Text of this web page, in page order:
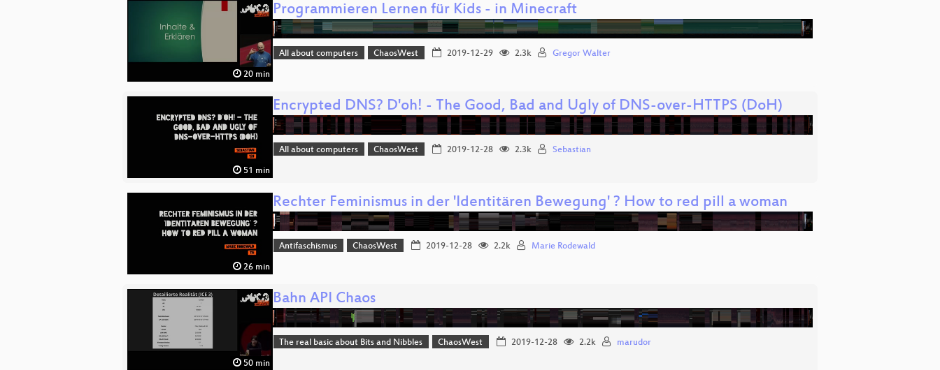
20 min
Programmieren Lernen für Kids - in Minecraft
All about computers ChaosWest 2019-12-29 2.3k Gregor Walter
51 min
Encrypted DNS? D'oh! - The Good, Bad and Ugly of DNS-over-HTTPS (DoH)
All about computers ChaosWest 2019-12-28 2.3k Sebastian
26 min
Rechter Feminismus in der 'Identitären Bewegung' ? How to red pill a woman
Antifaschismus ChaosWest 2019-12-28 2.2k Marie Rodewald
50 min
Bahn API Chaos
The real basic about Bits and Nibbles ChaosWest 2019-12-28 2.2k marudor